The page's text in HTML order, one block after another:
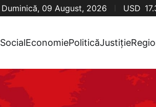
Duminică, 09 August, 2026 USD
SocialEconomiePoliticăJustiție